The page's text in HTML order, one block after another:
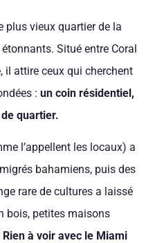
plus vieux quartier de la
Situé entre Coral
il attire ceux qui cherchent
: un coin résidentiel,
quartier.
l’appellent les locaux) a
bahamiens, puis des
rare de cultures a laissé
bois, petites maisons
Rien à voir avec le Miami